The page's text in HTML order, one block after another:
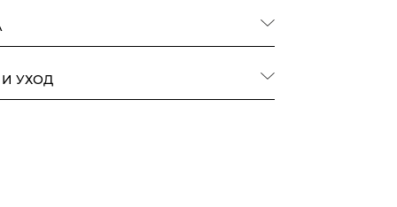
И УХОД